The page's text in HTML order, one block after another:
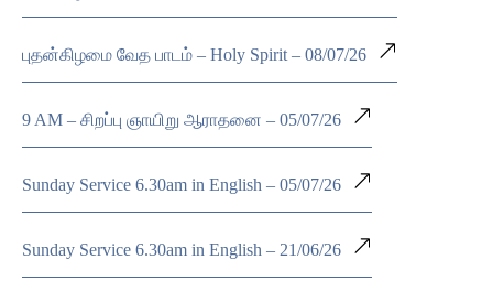
புதன்கிழமை வேத பாடம் – Holy Spirit – 08/07/26
9 AM – சிறப்பு ஞாயிறு ஆராதனை – 05/07/26
Sunday Service 6.30am in English – 05/07/26
Sunday Service 6.30am in English – 21/06/26